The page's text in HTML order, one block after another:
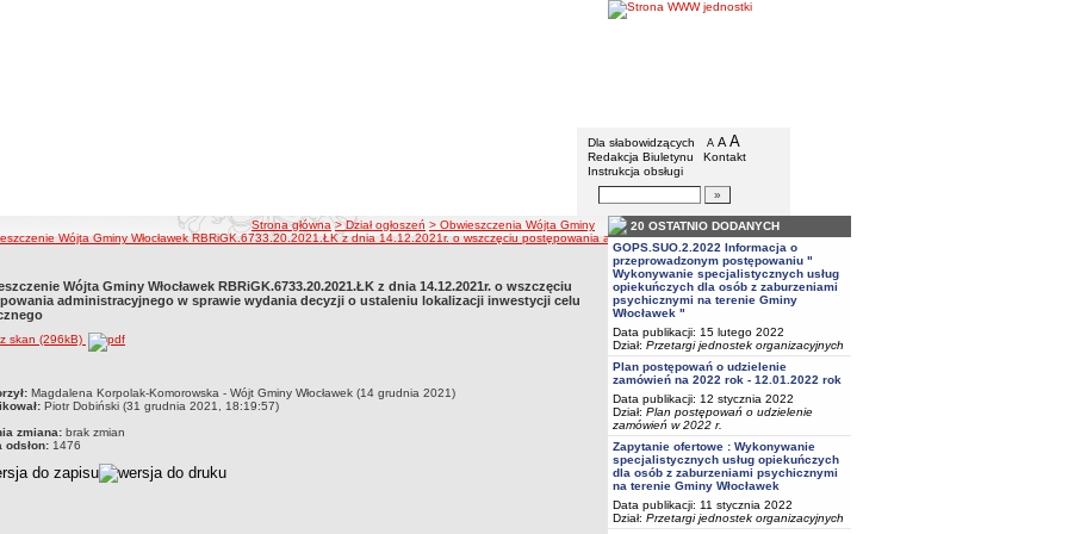
BIP - Gmina Włocławek
Menu dodatkowe
Dla słabowidzących A pomniejsz czcionkę
A standardowy rozmiar czcionki
A
Redakcja Biuletynu
Kontakt
Instrukcja obsługi
Wyszukiwarka artykułów
ścieżka nawigacji
Strona główna > Dział ogłoszeń > Obwieszczenia Wójta Gminy
Wójta Gminy Włocławek RBRiGK.6733.20.2021.ŁK z dnia 14.12.2021r. o wszczęciu postępowania administracyjnego w sprawie wydania decyzji o ustaleniu lokalizacji inwestycji celu
Wójta Gminy Włocławek RBRiGK.6733.20.2021.ŁK z dnia 14.12.2021r. o wszczęciu
administracyjnego w sprawie wydania decyzji o ustaleniu lokalizacji inwestycji celu
skan (296kB)
Magdalena Korpolak-Komorowska - Wójt Gminy Włocławek (14 grudnia 2021)
Piotr Dobiński (31 grudnia 2021, 18:19:57)
zmiana: brak zmian
odsłon: 1476
20 OSTATNIO DODANYCH
GOPS.SUO.2.2022 Informacja o
przeprowadzonym postępowaniu "
Wykonywanie specjalistycznych usług
opiekuńczych dla osób z zaburzeniami
psychicznymi na terenie Gminy
Włocławek "
Data publikacji: 15 lutego 2022
Dział: Przetargi jednostek organizacyjnych
Plan postępowań o udzielenie
zamówień na 2022 rok - 12.01.2022 rok
Data publikacji: 12 stycznia 2022
Dział: Plan postępowań o udzielenie
zamówień w 2022 r.
Zapytanie ofertowe : Wykonywanie
specjalistycznych usług opiekuńczych
dla osób z zaburzeniami psychicznymi
na terenie Gminy Włocławek
Data publikacji: 11 stycznia 2022
Dział: Przetargi jednostek organizacyjnych